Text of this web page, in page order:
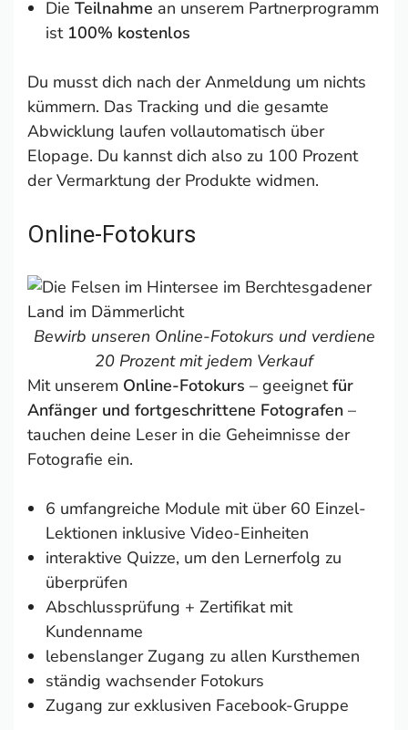
Die Teilnahme an unserem Partnerprogramm
ist 100% kostenlos
Du musst dich nach der Anmeldung um nichts
kümmern. Das Tracking und die gesamte
Abwicklung laufen vollautomatisch über
Elopage. Du kannst dich also zu 100 Prozent
der Vermarktung der Produkte widmen.
Online-Fotokurs
Bewirb unseren Online-Fotokurs und verdiene
20 Prozent mit jedem Verkauf
Mit unserem Online-Fotokurs – geeignetfür
Anfänger und fortgeschrittene Fotografen –
tauchen deine Leser in die Geheimnisse der
Fotografie ein.
6 umfangreiche Module mit über 60 Einzel-
Lektionen inklusive Video-Einheiten
interaktive Quizze, um den Lernerfolg zu
überprüfen
Abschlussprüfung + Zertifikat mit
Kundenname
lebenslanger Zugang zu allen Kursthemen
ständig wachsender Fotokurs
Zugang zur exklusiven Facebook-Gruppe